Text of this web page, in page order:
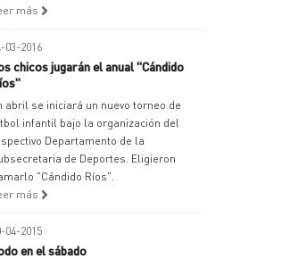
más
03-2016
chicos jugarán el anual "Cándido
abril se iniciará un nuevo torneo de
infantil bajo la organización del
Departamento de la
de Deportes. Eligieron
"Cándido Ríos".
más
04-2015
en el sábado